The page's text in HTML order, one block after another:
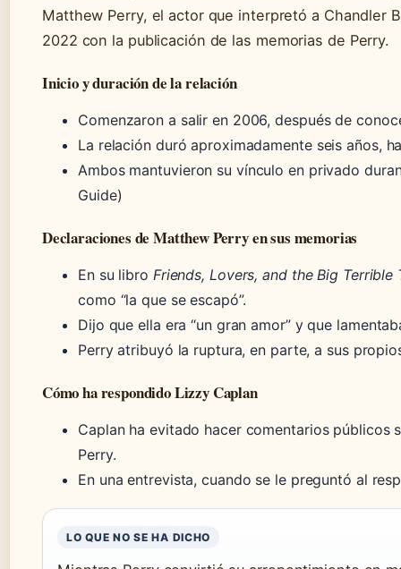
Matthew Perry, el actor que interpretó a Chandler
2022 con la publicación de las memorias de Perry.
Inicio y duración de la relación
Comenzaron a salir en 2006, después de
La relación duró aproximadamente seis años,
Ambos mantuvieron su vínculo en privado
Guide)
Declaraciones de Matthew Perry en sus memorias
En su libro Friends, Lovers, and the Big Terrible
como “la que se escapó”.
Dijo que ella era “un gran amor” y que
Perry atribuyó la ruptura, en parte, a sus
Cómo ha respondido Lizzy Caplan
Caplan ha evitado hacer comentarios públicos
Perry.
En una entrevista, cuando se le preguntó al
LO QUE NO SE HA DICHO